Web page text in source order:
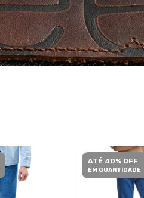
ATÉ 40% OFF
EM QUANTIDADE